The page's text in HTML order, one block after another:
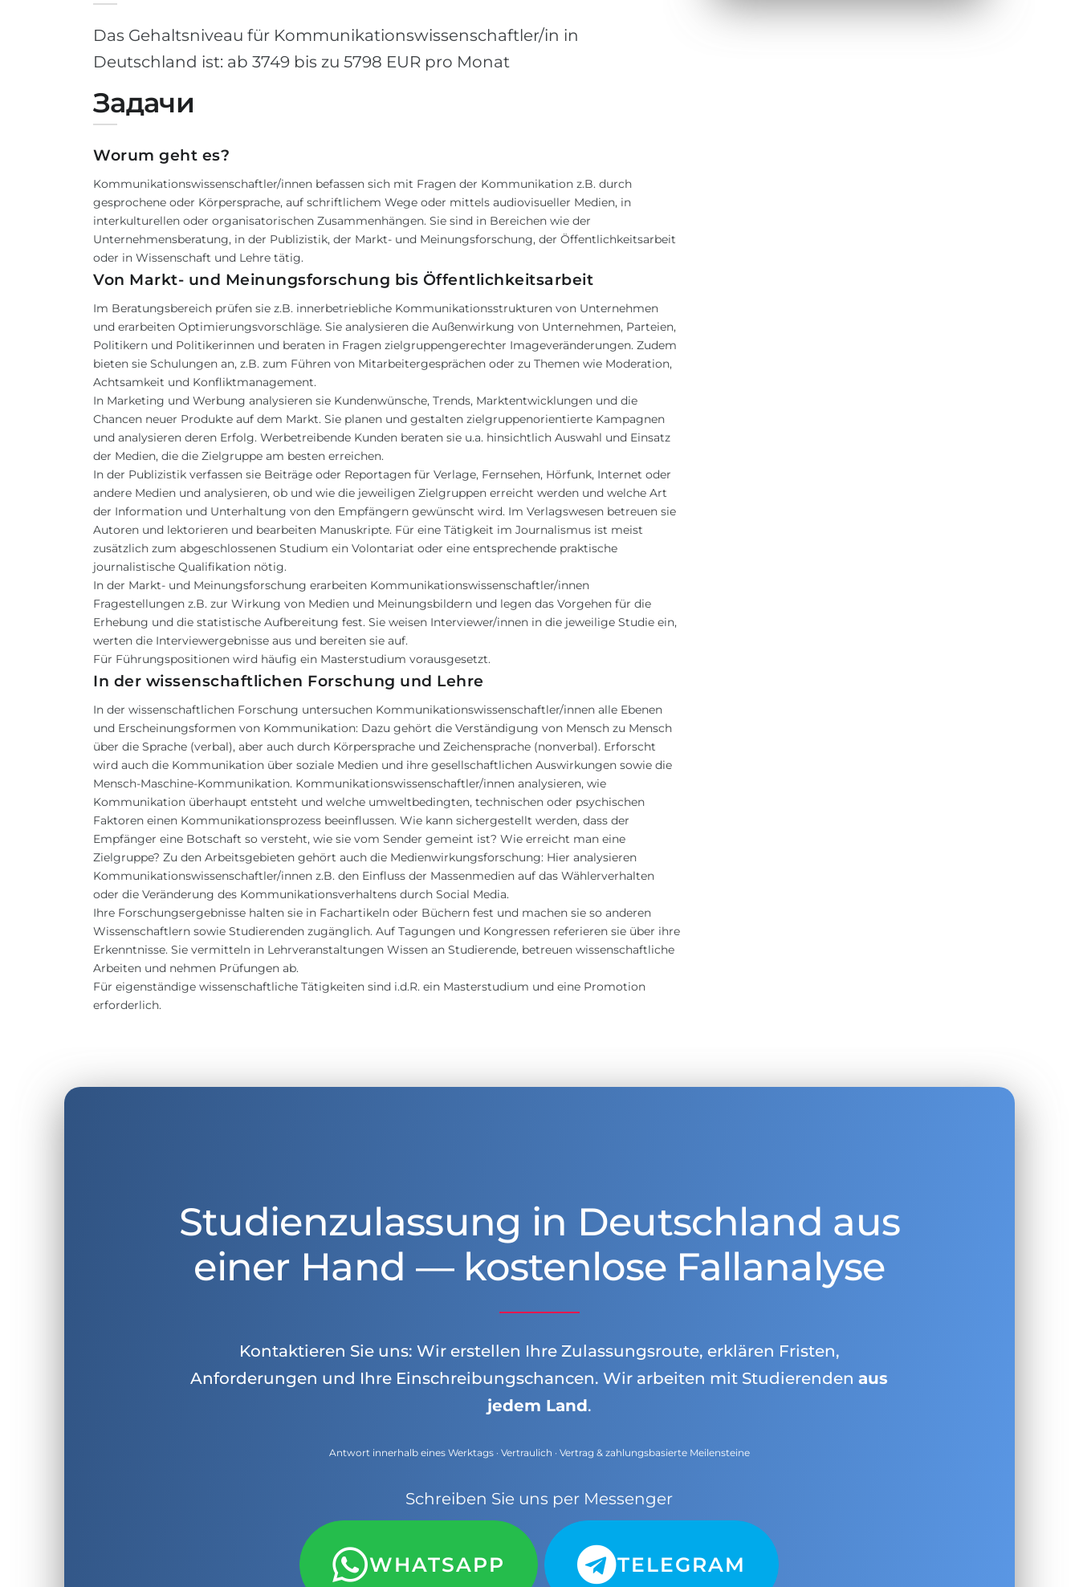
Das Gehaltsniveau für Kommunikationswissenschaftler/in in
Deutschland ist: ab 3749 bis zu 5798 EUR pro Monat
Задачи
Worum geht es?
Kommunikationswissenschaftler/innen befassen sich mit Fragen der Kommunikation z.B. durch
gesprochene oder Körpersprache, auf schriftlichem Wege oder mittels audiovisueller Medien, in
interkulturellen oder organisatorischen Zusammenhängen. Sie sind in Bereichen wie der
Unternehmensberatung, in der Publizistik, der Markt- und Meinungsforschung, der Öffentlichkeitsarbeit
oder in Wissenschaft und Lehre tätig.
Von Markt- und Meinungsforschung bis Öffentlichkeitsarbeit
Im Beratungsbereich prüfen sie z.B. innerbetriebliche Kommunikationsstrukturen von Unternehmen
und erarbeiten Optimierungsvorschläge. Sie analysieren die Außenwirkung von Unternehmen, Parteien,
Politikern und Politikerinnen und beraten in Fragen zielgruppengerechter Imageveränderungen. Zudem
bieten sie Schulungen an, z.B. zum Führen von Mitarbeitergesprächen oder zu Themen wie Moderation,
Achtsamkeit und Konfliktmanagement.
In Marketing und Werbung analysieren sie Kundenwünsche, Trends, Marktentwicklungen und die
Chancen neuer Produkte auf dem Markt. Sie planen und gestalten zielgruppenorientierte Kampagnen
und analysieren deren Erfolg. Werbetreibende Kunden beraten sie u.a. hinsichtlich Auswahl und Einsatz
der Medien, die die Zielgruppe am besten erreichen.
In der Publizistik verfassen sie Beiträge oder Reportagen für Verlage, Fernsehen, Hörfunk, Internet oder
andere Medien und analysieren, ob und wie die jeweiligen Zielgruppen erreicht werden und welche Art
der Information und Unterhaltung von den Empfängern gewünscht wird. Im Verlagswesen betreuen sie
Autoren und lektorieren und bearbeiten Manuskripte. Für eine Tätigkeit im Journalismus ist meist
zusätzlich zum abgeschlossenen Studium ein Volontariat oder eine entsprechende praktische
journalistische Qualifikation nötig.
In der Markt- und Meinungsforschung erarbeiten Kommunikationswissenschaftler/innen
Fragestellungen z.B. zur Wirkung von Medien und Meinungsbildern und legen das Vorgehen für die
Erhebung und die statistische Aufbereitung fest. Sie weisen Interviewer/innen in die jeweilige Studie ein,
werten die Interviewergebnisse aus und bereiten sie auf.
Für Führungspositionen wird häufig ein Masterstudium vorausgesetzt.
In der wissenschaftlichen Forschung und Lehre
In der wissenschaftlichen Forschung untersuchen Kommunikationswissenschaftler/innen alle Ebenen
und Erscheinungsformen von Kommunikation: Dazu gehört die Verständigung von Mensch zu Mensch
über die Sprache (verbal), aber auch durch Körpersprache und Zeichensprache (nonverbal). Erforscht
wird auch die Kommunikation über soziale Medien und ihre gesellschaftlichen Auswirkungen sowie die
Mensch-Maschine-Kommunikation. Kommunikationswissenschaftler/innen analysieren, wie
Kommunikation überhaupt entsteht und welche umweltbedingten, technischen oder psychischen
Faktoren einen Kommunikationsprozess beeinflussen. Wie kann sichergestellt werden, dass der
Empfänger eine Botschaft so versteht, wie sie vom Sender gemeint ist? Wie erreicht man eine
Zielgruppe? Zu den Arbeitsgebieten gehört auch die Medienwirkungsforschung: Hier analysieren
Kommunikationswissenschaftler/innen z.B. den Einfluss der Massenmedien auf das Wählerverhalten
oder die Veränderung des Kommunikationsverhaltens durch Social Media.
Ihre Forschungsergebnisse halten sie in Fachartikeln oder Büchern fest und machen sie so anderen
Wissenschaftlern sowie Studierenden zugänglich. Auf Tagungen und Kongressen referieren sie über ihre
Erkenntnisse. Sie vermitteln in Lehrveranstaltungen Wissen an Studierende, betreuen wissenschaftliche
Arbeiten und nehmen Prüfungen ab.
Für eigenständige wissenschaftliche Tätigkeiten sind i.d.R. ein Masterstudium und eine Promotion
erforderlich.
Studienzulassung in Deutschland aus
einer Hand — kostenlose Fallanalyse
Kontaktieren Sie uns: Wir erstellen Ihre Zulassungsroute, erklären Fristen,
Anforderungen und Ihre Einschreibungschancen. Wir arbeiten mit Studierendenaus
jedem Land.
Antwort innerhalb eines Werktags · Vertraulich · Vertrag & zahlungsbasierte Meilensteine
Schreiben Sie uns per Messenger
WHATSAPP TELEGRAM